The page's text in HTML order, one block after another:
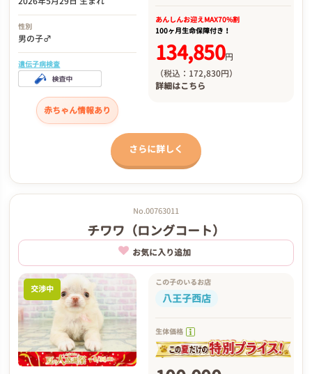
性別
男の子♂
遺伝子病検査
赤ちゃん情報あり
あんしんお迎えMAX70%割
100ヶ月生命保障付き！
134,850円
（税込：172,830円）
詳細はこちら
さらに詳しく
No.00763011
チワワ（ロングコート）
お気に入り追加
交渉中
この子のいるお店
八王子西店
生体価格